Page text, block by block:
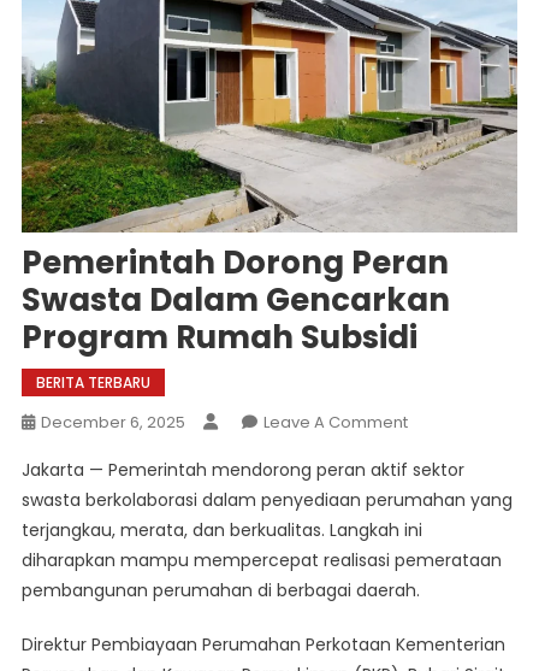
Pemerintah Dorong Peran
Swasta Dalam Gencarkan
Program Rumah Subsidi
BERITA TERBARU
December 6, 2025 Leave A CommentOn
Dorong
Peran
Swasta
Dalam
Gencarkan
Rumah
Jakarta — Pemerintah mendorong peran aktif sektor
swasta berkolaborasi dalam penyediaan perumahan yang
terjangkau, merata, dan berkualitas. Langkah ini
diharapkan mampu mempercepat realisasi pemerataan
pembangunan perumahan di berbagai daerah.
Direktur Pembiayaan Perumahan Perkotaan Kementerian